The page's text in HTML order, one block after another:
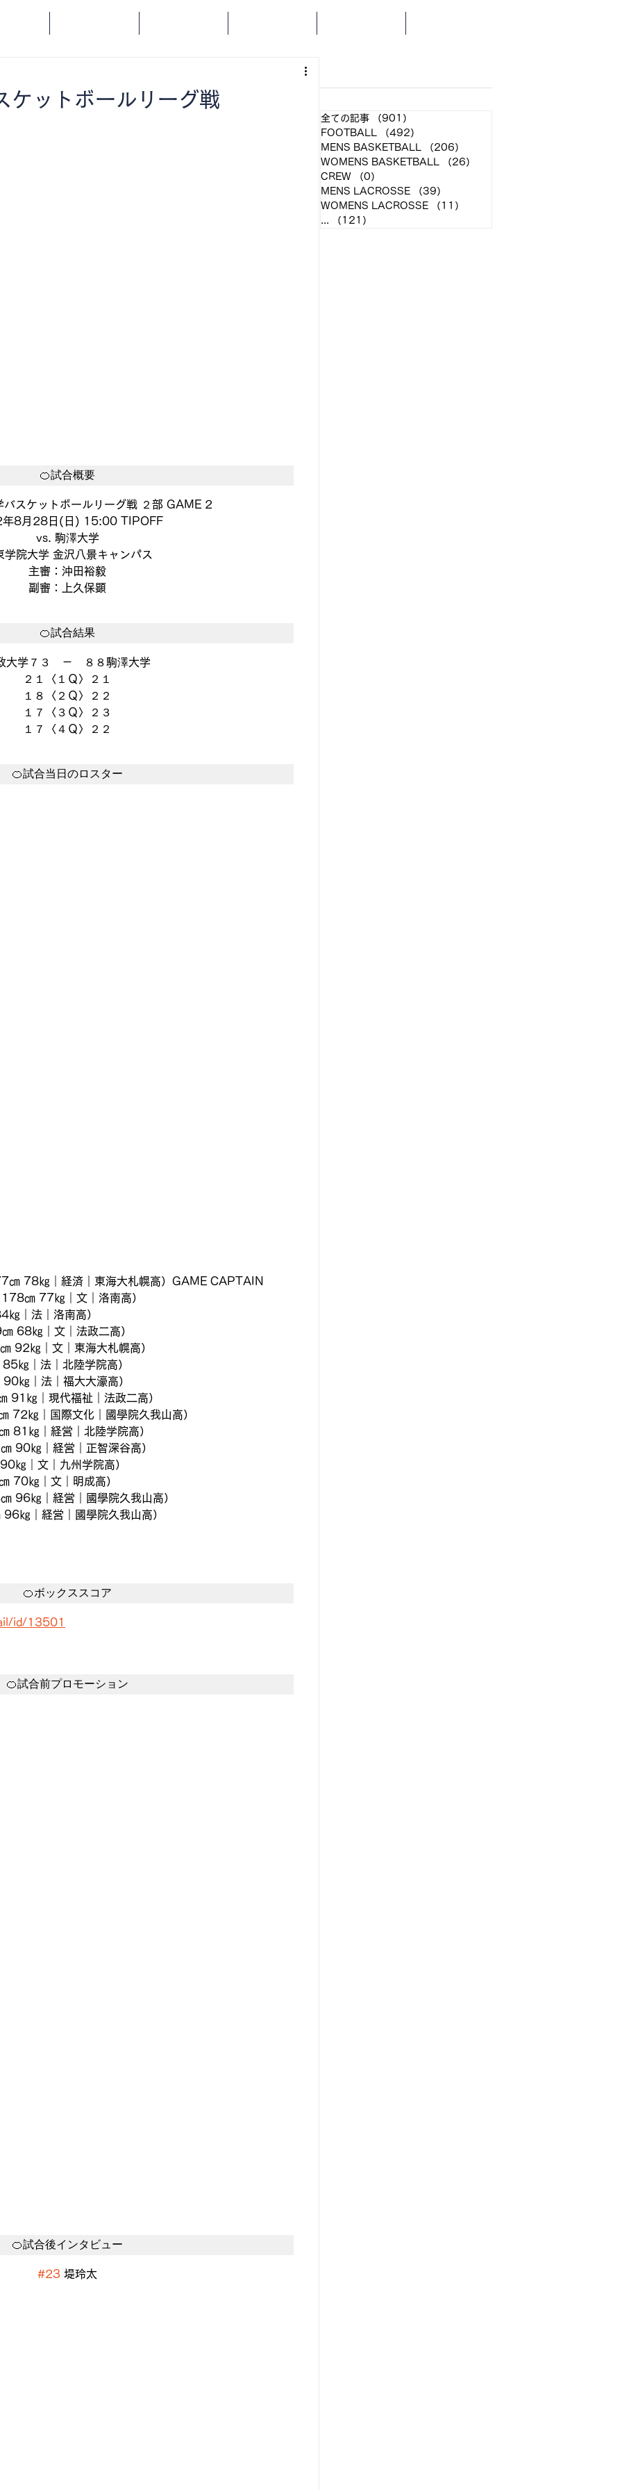
ケットボールリーグ戦
🍊試合概要
スケットボールリーグ戦 ２部 GAME 2
8月28日(日) 15:00 TIPOFF
vs. 駒澤大学
学院大学 金沢八景キャンパス
主審：沖田裕毅
副審：上久保顕
🍊試合結果
大学７３　－　８８駒澤大学
２１〈１Ｑ〉２１
１８〈２Ｑ〉２２
１７〈３Ｑ〉２３
１７〈４Ｑ〉２２
🍊試合当日のロスター
㎝ 78㎏｜経済｜東海大札幌高）GAME CAPTAIN
㎝ 77㎏｜文｜洛南高）
｜法｜洛南高）
68㎏｜文｜法政二高）
92㎏｜文｜東海大札幌高）
㎏｜法｜北陸学院高）
㎏｜法｜福大大濠高）
㎏｜現代福祉｜法政二高）
72㎏｜国際文化｜國學院久我山高）
81㎏｜経営｜北陸学院高）
90㎏｜経営｜正智深谷高）
㎏｜文｜九州学院高）
70㎏｜文｜明成高）
96㎏｜経営｜國學院久我山高）
㎏｜経営｜國學院久我山高）
🍊ボックススコア
id/13501
🍊試合前プロモーション
🍊試合後インタビュー
#23 堤玲太
全ての記事 （901）
FOOTBALL
（492）
MENS BASKETBALL
（206）
WOMENS BASKETBALL
（26）
CREW
（0）
MENS LACROSSE
（39）
WOMENS LACROSSE
（11）
...
（121）